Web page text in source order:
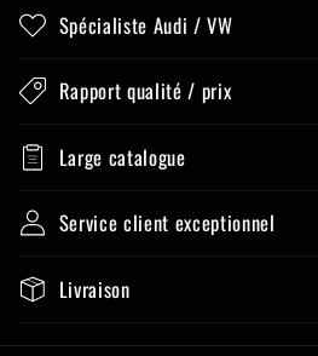
Spécialiste Audi / VW
Rapport qualité / prix
Large catalogue
Service client exceptionnel
Livraison